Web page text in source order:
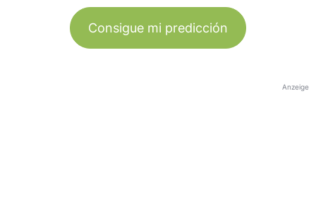
Consigue mi predicción
Anzeige